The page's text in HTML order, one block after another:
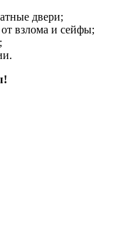
двери;
взлома и сейфы;